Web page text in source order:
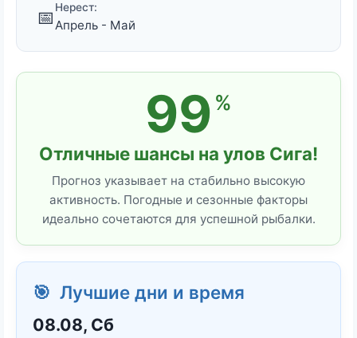
📅 Нерест:
Апрель - Май
99 %
Отличные шансы на улов Сига!
Прогноз указывает на стабильно высокую
активность. Погодные и сезонные факторы
идеально сочетаются для успешной рыбалки.
🎯 Лучшие дни и время
08.08, Сб